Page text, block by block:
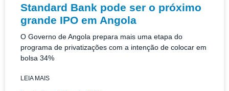
Standard Bank pode ser o próximo
grande IPO em Angola
O Governo de Angola prepara mais uma etapa do
programa de privatizações com a intenção de colocar em
bolsa 34%
LEIA MAIS